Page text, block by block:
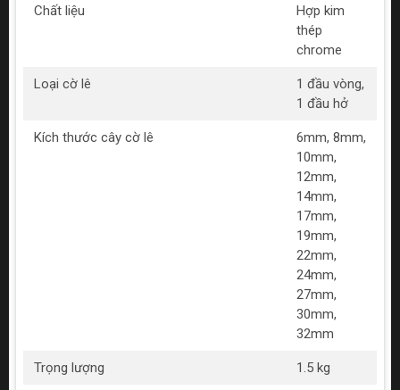
Chất liệu
Hợp kim
thép
chrome
Loại cờ lê
1 đầu vòng,
1 đầu hở
Kích thước cây cờ lê
6mm, 8mm,
10mm,
12mm,
14mm,
17mm,
19mm,
22mm,
24mm,
27mm,
30mm,
32mm
Trọng lượng 1.5 kg